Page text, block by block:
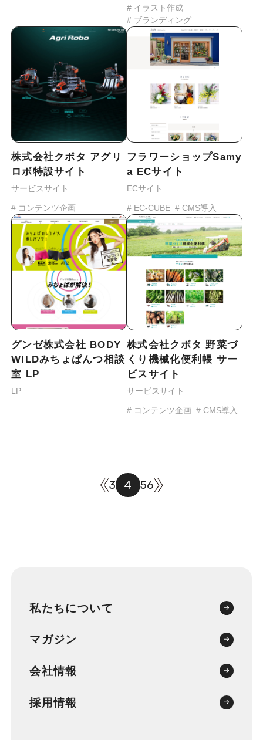
# イラスト作成
# ブランディング
株式会社クボタ アグリ
ロボ特設サイト
サービスサイト
# コンテンツ企画
フラワーショップSamy
a ECサイト
ECサイト
# EC-CUBE # CMS導入
グンゼ株式会社 BODY
WILDみちょぱんつ相談
室 LP
LP
株式会社クボタ 野菜づ
くり機械化便利帳 サー
ビスサイト
サービスサイト
# コンテンツ企画 # CMS導入
3 4 56
私たちについて
マガジン
会社情報
採用情報